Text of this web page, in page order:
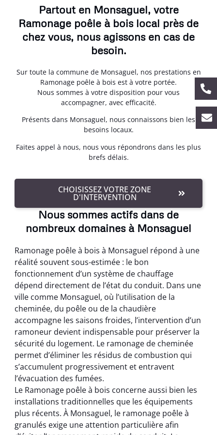
Partout en Monsaguel, votre
Ramonage poêle à bois local près de
chez vous, nous agissons en cas de
besoin.
Sur toute la commune de Monsaguel, nos prestations en
Ramonage poêle à bois est à votre portée.
Nous sommes à votre disposition pour vous
accompagner, avec efficacité.
Présents dans Monsaguel, nous connaissons bien les
besoins locaux.
Faites appel à nous, nous vous répondrons dans les plus
brefs délais.
CHOISISSEZ VOTRE ZONE
D'INTERVENTION
Nous sommes actifs dans de
nombreux domaines à Monsaguel
Ramonage poêle à bois à Monsaguel répond à une
réalité souvent sous-estimée : le bon
fonctionnement d’un système de chauffage
dépend directement de l’état du conduit. Dans une
ville comme Monsaguel, où l’utilisation de la
cheminée, du poêle ou de la chaudière
accompagne les saisons froides, l’intervention d’un
ramoneur devient indispensable pour préserver la
sécurité du logement. Le ramonage de cheminée
permet d’éliminer les résidus de combustion qui
s’accumulent progressivement et entravent
l’évacuation des fumées.
Le Ramonage poêle à bois concerne aussi bien les
installations traditionnelles que les équipements
plus récents. À Monsaguel, le ramonage poêle à
granulés exige une attention particulière afin